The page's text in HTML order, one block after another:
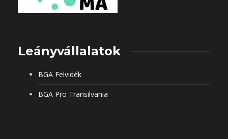
Leányvállalatok
BGA Felvidék
BGA Pro Transilvania